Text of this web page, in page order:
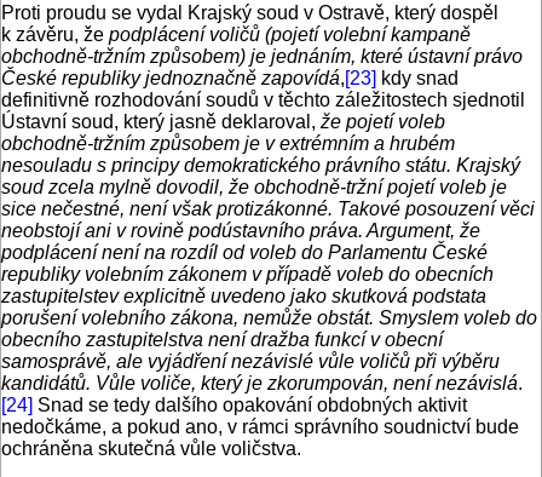
Proti proudu se vydal Krajský soud v Ostravě, který dospěl
k závěru, že podplácení voličů (pojetí volební kampaně
obchodně-tržním způsobem) je jednáním, které ústavní právo
České republiky jednoznačně zapovídá,[23] kdy snad
definitivně rozhodování soudů v těchto záležitostech sjednotil
Ústavní soud, který jasně deklaroval, že pojetí voleb
obchodně-tržním způsobem je v extrémním a hrubém
nesouladu s principy demokratického právního státu. Krajský
soud zcela mylně dovodil, že obchodně-tržní pojetí voleb je
sice nečestné, není však protizákonné. Takové posouzení věci
neobstojí ani v rovině podústavního práva. Argument, že
podplácení není na rozdíl od voleb do Parlamentu České
republiky volebním zákonem v případě voleb do obecních
zastupitelstev explicitně uvedeno jako skutková podstata
porušení volebního zákona, nemůže obstát. Smyslem voleb do
obecního zastupitelstva není dražba funkcí v obecní
samosprávě, ale vyjádření nezávislé vůle voličů při výběru
kandidátů. Vůle voliče, který je zkorumpován, není nezávislá.
[24] Snad se tedy dalšího opakování obdobných aktivit
nedočkáme, a pokud ano, v rámci správního soudnictví bude
ochráněna skutečná vůle voličstva.